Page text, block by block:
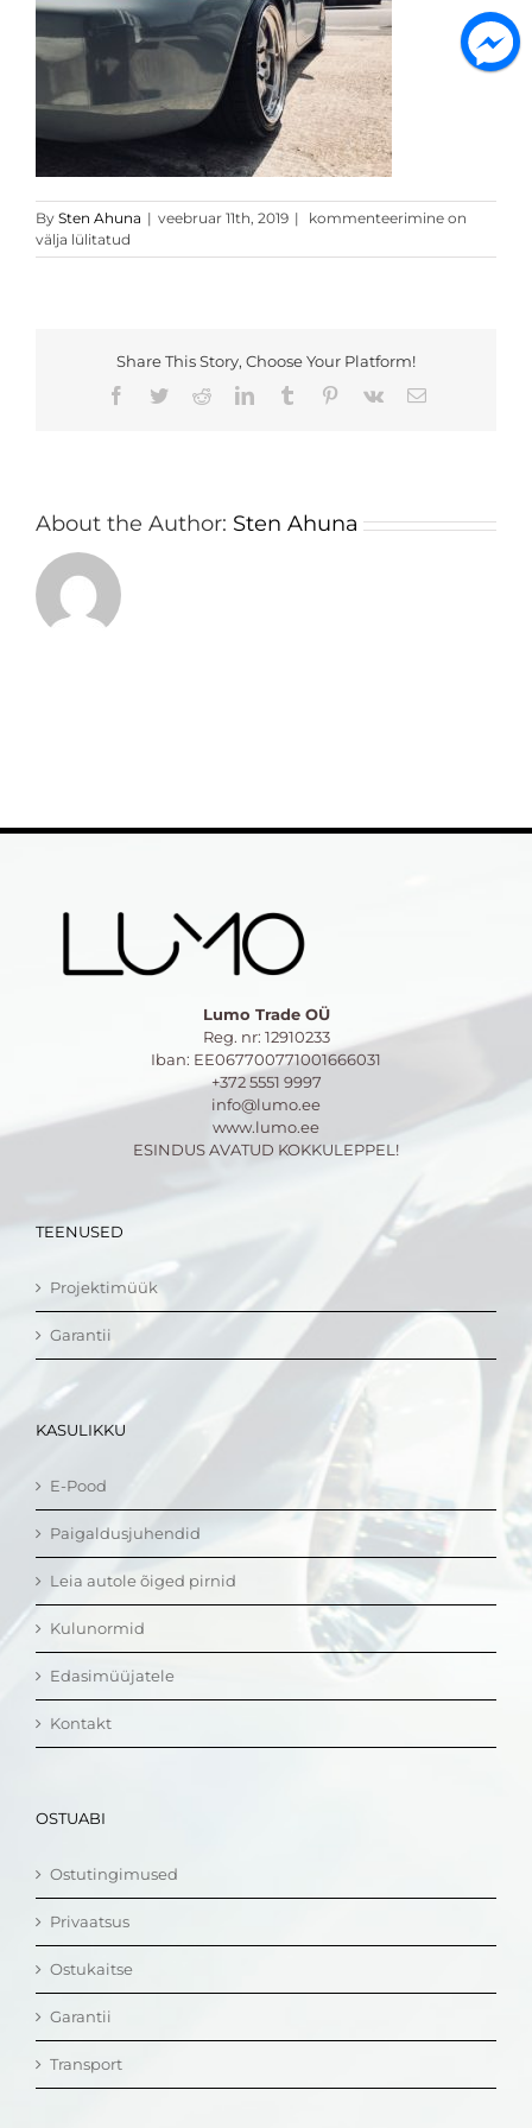
By Sten Ahuna | veebruar 11th, 2019 |
Läikiv
kleebis
kommenteerimine on
välja lülitatud
Share This Story, Choose Your Platform!
Facebook
TwitterRedditLinkedInTumblr Pinterest
Vk Email
About the Author: Sten Ahuna
Lumo Trade OÜ
Reg. nr: 12910233
Iban: EE067700771001666031
+372 5551 9997
info@lumo.ee
www.lumo.ee
ESINDUS AVATUD KOKKULEPPEL!
TEENUSED
Projektimüük
Garantii
KASULIKKU
E-Pood
Paigaldusjuhendid
Leia autole õiged pirnid
Kulunormid
Edasimüüjatele
Kontakt
OSTUABI
Ostutingimused
Privaatsus
Ostukaitse
Garantii
Transport